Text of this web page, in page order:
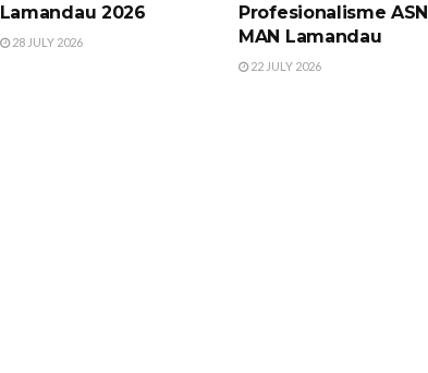
Lamandau 2026
28 JULY 2026
Profesionalisme ASN
MAN Lamandau
22 JULY 2026